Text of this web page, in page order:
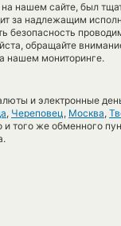
нашем сайте, был
за надлежащим
безопасность
обращайте
нашем мониторинге.
и электронные
, Череповец, Москва,
того же обменного